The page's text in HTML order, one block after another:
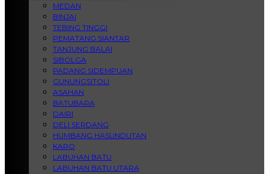
MEDAN
BINJAI
TEBING TINGGI
PEMATANG SIANTAR
TANJUNG BALAI
SIBOLGA
PADANG SIDEMPUAN
GUNUNGSITOLI
ASAHAN
BATUBARA
DAIRI
DELI SERDANG
HUMBANG HASUNDUTAN
KARO
LABUHAN BATU
LABUHAN BATU UTARA